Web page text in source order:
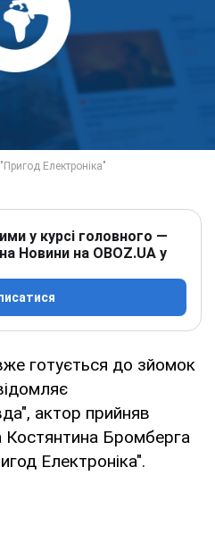
у курсі головного —
Новини на OBOZ.UA у
готується до зйомок
актор прийняв
Бромберга
Електроніка".